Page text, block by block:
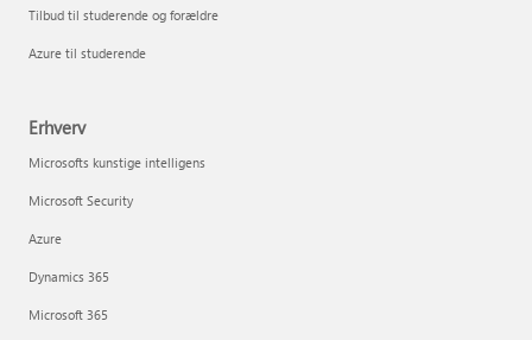
Tilbud til studerende og forældre
Azure til studerende
Erhverv
Microsofts kunstige intelligens
Microsoft Security
Azure
Dynamics 365
Microsoft 365